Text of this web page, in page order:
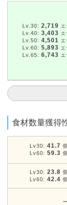
Lv.30: 2,719 エ
Lv.40: 3,403 エ
Lv.50: 4,501 エ
Lv.60: 5,893 エ
Lv.65: 6,743 エ
食材数量獲得
Lv30: 41.7 個
Lv60: 59.3 個
Lv30: 23.8 個
Lv60: 42.4 個
ー